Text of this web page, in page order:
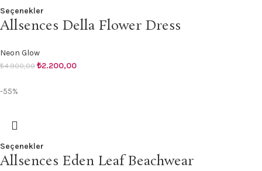
Seçenekler
Allsences Della Flower Dress
Neon Glow
₺4.900,00 ₺2.200,00
-55%
Seçenekler
Allsences Eden Leaf Beachwear